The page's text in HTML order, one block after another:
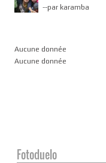
--par karamba
Aucune donnée
Aucune donnée
Fotoduelo